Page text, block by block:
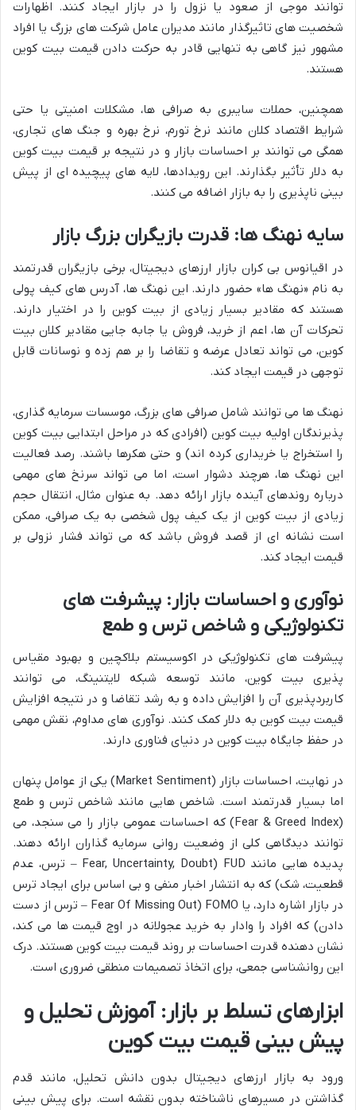
توانند موجی از صعود یا نزول را در بازار ایجاد کنند. اظهارات
شخصیت های تاثیرگذار مانند مدیران عامل شرکت های بزرگ یا افراد
مشهور نیز گاهی به تنهایی قادر به حرکت دادن قیمت بیت کوین
هستند.
همچنین، حملات سایبری به صرافی ها، مشکلات امنیتی یا حتی
شرایط اقتصاد کلان مانند نرخ تورم، نرخ بهره و جنگ های تجاری،
همگی می توانند بر احساسات بازار و در نتیجه بر قیمت بیت کوین
به دلار تأثیر بگذارند. این رویدادها، لایه های پیچیده ای از پیش
بینی ناپذیری را به بازار اضافه می کنند.
سایه نهنگ ها: قدرت بازیگران بزرگ بازار
در اقیانوس بی کران بازار ارزهای دیجیتال، برخی بازیگران قدرتمند
به نام «نهنگ ها» حضور دارند. این نهنگ ها، آدرس های کیف پولی
هستند که مقادیر بسیار زیادی از بیت کوین را در اختیار دارند.
تحرکات آن ها، اعم از خرید، فروش یا جابه جایی مقادیر کلان بیت
کوین، می تواند تعادل عرضه و تقاضا را بر هم زده و نوسانات قابل
توجهی در قیمت ایجاد کند.
نهنگ ها می توانند شامل صرافی های بزرگ، موسسات سرمایه گذاری،
پذیرندگان اولیه بیت کوین (افرادی که در مراحل ابتدایی بیت کوین
را استخراج یا خریداری کرده اند) و حتی هکرها باشند. رصد فعالیت
این نهنگ ها، هرچند دشوار است، اما می تواند سرنخ های مهمی
درباره روندهای آینده بازار ارائه دهد. به عنوان مثال، انتقال حجم
زیادی از بیت کوین از یک کیف پول شخصی به یک صرافی، ممکن
است نشانه ای از قصد فروش باشد که می تواند فشار نزولی بر
قیمت ایجاد کند.
نوآوری و احساسات بازار: پیشرفت های
تکنولوژیکی و شاخص ترس و طمع
پیشرفت های تکنولوژیکی در اکوسیستم بلاکچین و بهبود مقیاس
پذیری بیت کوین، مانند توسعه شبکه لایتنینگ، می توانند
کاربردپذیری آن را افزایش داده و به رشد تقاضا و در نتیجه افزایش
قیمت بیت کوین به دلار کمک کنند. نوآوری های مداوم، نقش مهمی
در حفظ جایگاه بیت کوین در دنیای فناوری دارند.
در نهایت، احساسات بازار (Market Sentiment) یکی از عوامل پنهان
اما بسیار قدرتمند است. شاخص هایی مانند شاخص ترس و طمع
(Fear & Greed Index) که احساسات عمومی بازار را می سنجد، می
توانند دیدگاهی کلی از وضعیت روانی سرمایه گذاران ارائه دهند.
پدیده هایی مانند FUD (Fear, Uncertainty, Doubt – ترس، عدم
قطعیت، شک) که به انتشار اخبار منفی و بی اساس برای ایجاد ترس
در بازار اشاره دارد، یا FOMO (Fear Of Missing Out – ترس از دست
دادن) که افراد را وادار به خرید عجولانه در اوج قیمت ها می کند،
نشان دهنده قدرت احساسات بر روند قیمت بیت کوین هستند. درک
این روانشناسی جمعی، برای اتخاذ تصمیمات منطقی ضروری است.
ابزارهای تسلط بر بازار: آموزش تحلیل و
پیش بینی قیمت بیت کوین
ورود به بازار ارزهای دیجیتال بدون دانش تحلیل، مانند قدم
گذاشتن در مسیرهای ناشناخته بدون نقشه است. برای پیش بینی